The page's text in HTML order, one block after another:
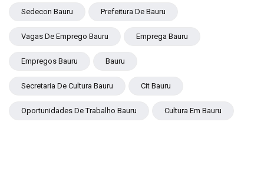
Sedecon Bauru Prefeitura De Bauru
Vagas De Emprego Bauru Emprega Bauru
Empregos Bauru Bauru
Secretaria De Cultura Bauru Cit Bauru
Oportunidades De Trabalho Bauru Cultura Em Bauru